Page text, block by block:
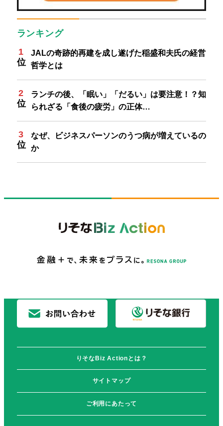
ランキング
JALの奇跡的再建を成し遂げた稲盛和夫氏の経営
哲学とは
ランチの後、「眠い」「だるい」は要注意！？知
られざる「食後の疲労」の正体…
なぜ、ビジネスパーソンのうつ病が増えているの
か
りそなBiz Actionとは？
サイトマップ
ご利用にあたって